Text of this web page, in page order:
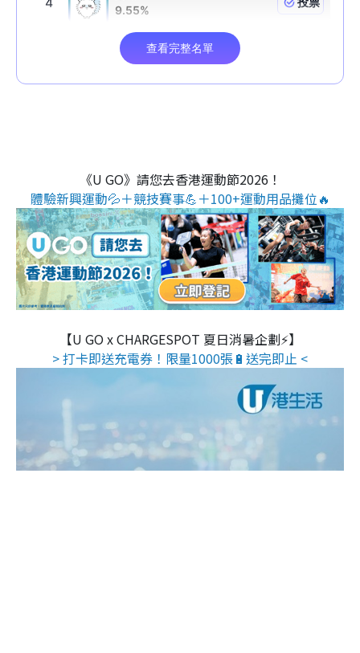
《U GO》請您去香港運動節2026！
體驗新興運動💦＋競技賽事💪＋100+運動用品攤位🔥
【U GO x CHARGESPOT 夏日消暑企劃⚡】
> 打卡即送充電券！限量1000張🔋送完即止 <